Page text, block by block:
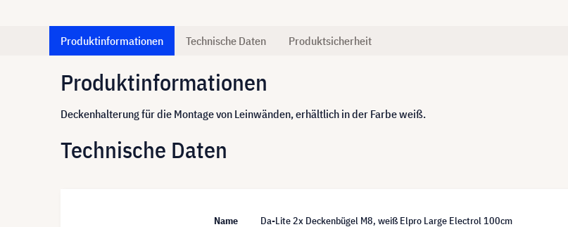
Produktinformationen Technische Daten Produktsicherheit
Produktinformationen
Deckenhalterung für die Montage von Leinwänden, erhältlich in der Farbe weiß.
Technische Daten
Name Da-Lite 2x Deckenbügel M8, weiß Elpro Large Electrol 100cm